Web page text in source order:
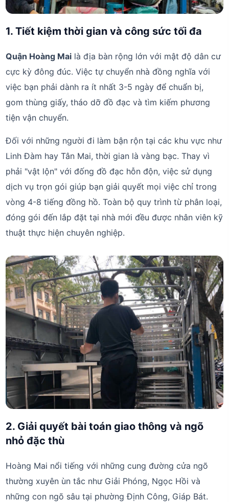
1. Tiết kiệm thời gian và công sức tối đa
Quận Hoàng Mai là địa bàn rộng lớn với mật độ dân cư
cực kỳ đông đúc. Việc tự chuyển nhà đồng nghĩa với
việc bạn phải dành ra ít nhất 3-5 ngày để chuẩn bị,
gom thùng giấy, tháo dỡ đồ đạc và tìm kiếm phương
tiện vận chuyển.
Đối với những người đi làm bận rộn tại các khu vực như
Linh Đàm hay Tân Mai, thời gian là vàng bạc. Thay vì
phải "vật lộn" với đống đồ đạc hỗn độn, việc sử dụng
dịch vụ trọn gói giúp bạn giải quyết mọi việc chỉ trong
vòng 4-8 tiếng đồng hồ. Toàn bộ quy trình từ phân loại,
đóng gói đến lắp đặt tại nhà mới đều được nhân viên kỹ
thuật thực hiện chuyên nghiệp.
2. Giải quyết bài toán giao thông và ngõ
nhỏ đặc thù
Hoàng Mai nổi tiếng với những cung đường cửa ngõ
thường xuyên ùn tắc như Giải Phóng, Ngọc Hồi và
những con ngõ sâu tại phường Định Công, Giáp Bát.